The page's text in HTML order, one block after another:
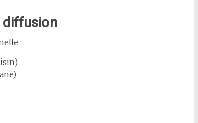
: